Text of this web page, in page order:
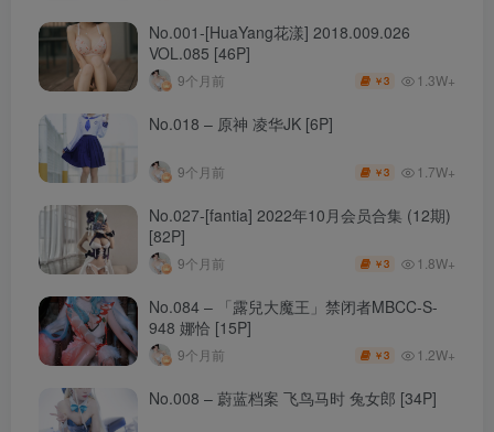
No.001-[HuaYang花漾] 2018.009.026
VOL.085 [46P]
9个月前 ￥3 1.3W+
No.018 – 原神 凌华JK [6P]
9个月前 ￥3 1.7W+
No.027-[fantia] 2022年10月会员合集 (12期)
[82P]
9个月前 ￥3 1.8W+
No.084 – 「露兒大魔王」禁闭者MBCC-S-
948 娜恰 [15P]
9个月前 ￥3 1.2W+
No.008 – 蔚蓝档案 飞鸟马时 兔女郎 [34P]